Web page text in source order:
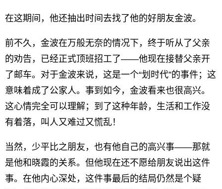
在这期间，他还抽出时间去找了他的好朋友金波。
前不久，金波在万般无奈的情况下，终于听从了父亲
的劝告，已经正式顶班招工了——他现在接替父亲开
了邮车。对于金波来说，这是一个“划时代”的事件；这
意味着成了公家人。事到如今，金波看来也很高兴。
这心情完全可以理解；到了这种年龄，生活和工作没
有着落，叫人又难过又慌乱！
当然，少平比之朋友，也有他自己的高兴事——那就
是他和晓霞的关系。但他现在还不愿给朋友说出这件
事。在他内心深处，这件事最后的结局仍然是个疑